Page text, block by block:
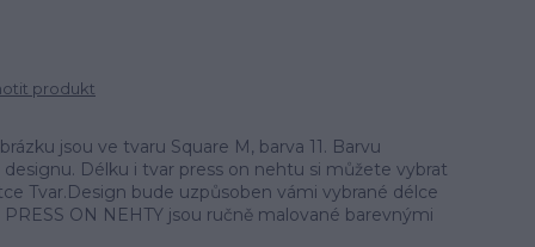
produkt
jsou ve tvaru Square M, barva 11. Barvu
Délku i tvar press on nehtu si můžete vybrat
Tvar.Design bude uzpůsoben vámi vybrané délce
ON NEHTY jsou ručně malované barevnými